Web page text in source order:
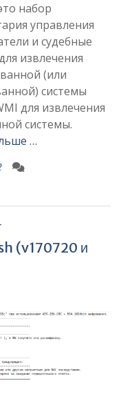
набор
управления
и судебные
извлечения
(или
системы
для извлечения
системы.
…
(v170720 и